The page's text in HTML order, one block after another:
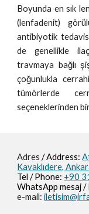
Boyunda en sık
(lenfadenit)
antibiyotik
de genellikle
travmaya bağlı
çoğunlukla
tümörlerde
seçeneklerinden
Adres/ Address:
Kavaklıdere,
Tel / Phone: +90
WhatsApp mesaj /
e-mail: